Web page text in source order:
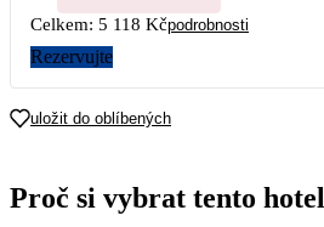
14
2 559
15 16
21
4 149
22
4 449
23 24
Celkem: 5 118 Kčpodrobnosti
Rezervujte
uložit do oblíbených
Proč si vybrat tento hotel